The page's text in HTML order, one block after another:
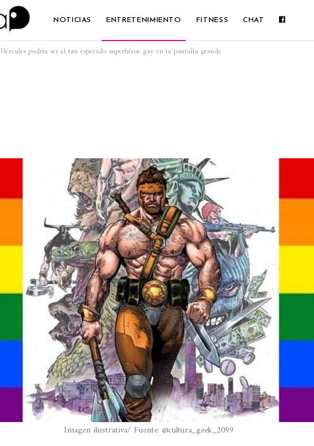
NOTICIAS ENTRETENIMIENTO FITNESS CHAT
Hércules podría ser el tan esperado superhéroe gay en la pantalla grande
Imagen ilustrativa/ Fuente: @cultura_geek_2099